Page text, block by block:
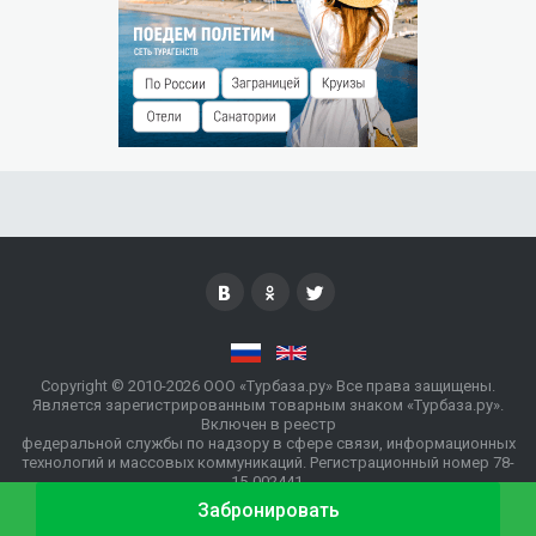
Бесплатно без предоставления места до 3 лет
Детям до 3 лет предоставляется манеж по запросу и
комплект постельного белья.
ОСОБЫЕ УСЛОВИЯ
Расчётный час может изменяться в зависимости от сезона
Забронировать
Copyright © 2010-2026 ООО «Турбаза.ру» Все права защищены.
Является зарегистрированным товарным знаком «Турбаза.ру».
Включен в реестр
федеральной службы по надзору в сфере связи, информационных
технологий и массовых коммуникаций. Регистрационный номер 78-
15-002441.